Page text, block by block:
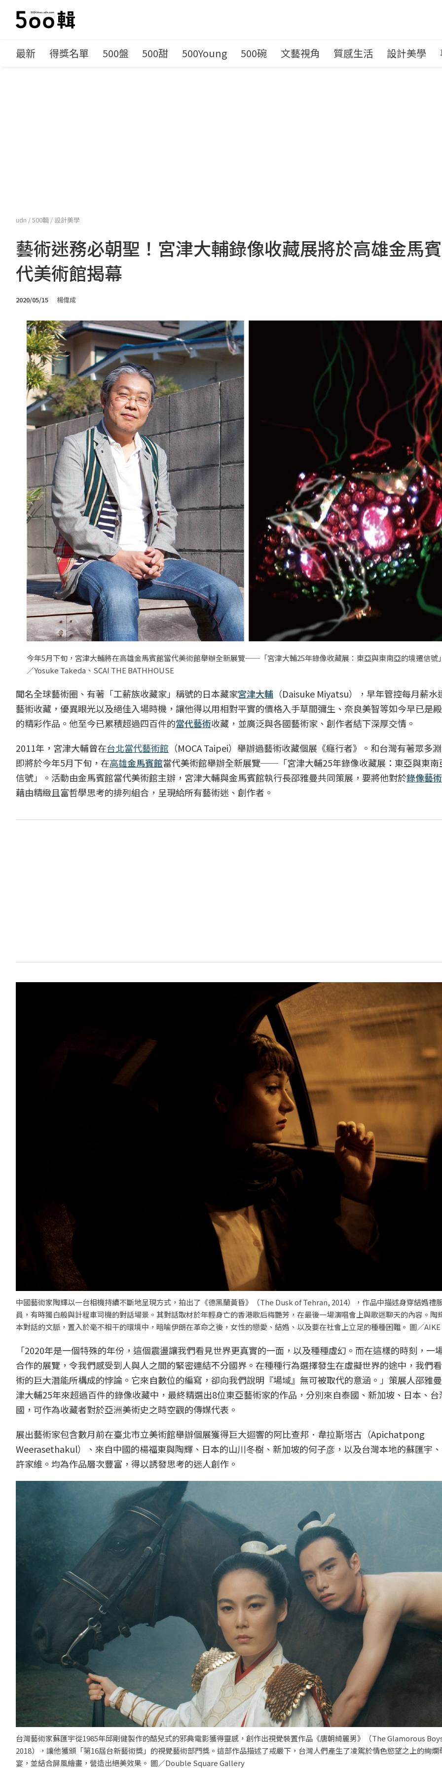
最新 得獎名單 500盤 500甜 500Young 500碗 文藝視角 質感生活 設計美學
udn /500輯 / 設計美學
藝術迷務必朝聖！宮津大輔錄像收藏展將於高雄金馬
代美術館揭幕
2020/05/15 楊偉成
今年5月下旬，宮津大輔將在高雄金馬賓館當代美術館舉辦全新展覽──「宮津大輔25年錄像收藏展：東亞與東南亞的境遷信號
／Yosuke Takeda、SCAI THE BATHHOUSE
聞名全球藝術圈、有著「工薪族收藏家」稱號的日本藏家宮津大輔 （Daisuke Miyatsu），早年管控每月薪水
藝術收藏，優異眼光以及絕佳入場時機，讓他得以用相對平實的價格入手草間彌生、奈良美智等如今早已是
的精彩作品。他至今已累積超過四百件的當代藝術收藏，並廣泛與各國藝術家、創作者結下深厚交情。
2011年，宮津大輔曾在台北當代藝術館 （MOCA Taipei）舉辦過藝術收藏個展《癮行者》。和台灣有著眾多
即將於今年5月下旬，在高雄金馬賓館當代美術館舉辦全新展覽──「宮津大輔25年錄像收藏展：東亞與東南
信號」。活動由金馬賓館當代美術館主辦，宮津大輔與金馬賓館執行長邵雅曼共同策展，要將他對於錄像藝術
藉由精緻且富哲學思考的排列組合，呈現給所有藝術迷、創作者。
中國藝術家陶輝以一台相機持續不斷地呈現方式，拍出了《德黑蘭黃昏》（The Dusk of Tehran, 2014），作品中描述身穿結婚禮
員，有時獨白般與計程車司機的對話場景。其對話取材於年輕身亡的香港歌后梅艷芳，在最後一場演唱會上與歌迷聊天的內容。陶
本對話的文脈，置入於毫不相干的環境中，暗喻伊朗在革命之後，女性的戀愛、結婚、以及要在社會上立足的種種困難。 圖／
「2020年是一個特殊的年份，這個震盪讓我們看見世界更真實的一面，以及種種虛幻。而在這樣的時刻，一
合作的展覽，令我們感受到人與人之間的緊密連結不分國界。在種種行為選擇發生在虛擬世界的途中，我們
術的巨大潛能所構成的悖論。它來自數位的編寫，卻向我們說明『場域』無可被取代的意涵。」策展人邵雅
津大輔25年來超過百件的錄像收藏中，最終精選出8位東亞藝術家的作品，分別來自泰國、新加坡、日本、台
國，可作為收藏者對於亞洲美術史之時空觀的傳媒代表。
展出藝術家包含數月前在臺北市立美術館舉辦個展獲得巨大迴響的阿比查邦．韋拉斯塔古（Apichatpong
Weerasethakul）、來自中國的楊福東與陶輝、日本的山川冬樹、新加坡的何子彦，以及台灣本地的蘇匯宇
許家維。均為作品層次豐富，得以誘發思考的迷人創作。
台灣藝術家蘇匯宇從1985年邱剛健製作的酷兒式的邪典電影獲得靈感，創作出視覺裝置作品《唐朝綺麗男》（The Glamorous
2018），讓他獲頒「第16屆台新藝術獎」的視覺藝術部門獎。這部作品描述了戒嚴下，台灣人們產生了凌駕於情色慾望之上的絢爛
宴，並結合屏風繪畫，營造出絕美效果。 圖／Double Square Gallery